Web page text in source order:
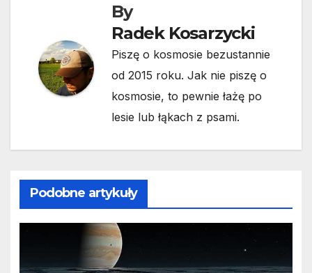
By
Radek Kosarzycki
Piszę o kosmosie bezustannie
od 2015 roku. Jak nie piszę o
kosmosie, to pewnie łażę po
lesie lub łąkach z psami.
Podobne artykuły